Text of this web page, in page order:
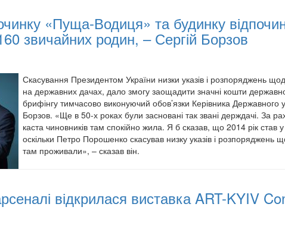
«Пуща-Водиця» та будинку
звичайних родин, – Сергій Борзов
Скасування Президентом України низки указів і розпоряджень
на державних дачах, дало змогу заощадити значні кошти
брифінгу тимчасово виконуючий обов’язки Керівника Державного
Борзов. «Ще в 50-х роках були засновані так звані держдачі. За
каста чиновників там спокійно жила. Я б сказав, що 2014 рік став
оскільки Петро Порошенко скасував низку указів і розпоряджень
там проживали», – сказав він.
відкрилася виставка ART-KYIV